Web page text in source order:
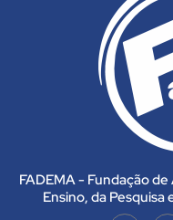
FADEMA - Fundação
Ensino, da Pesquisa